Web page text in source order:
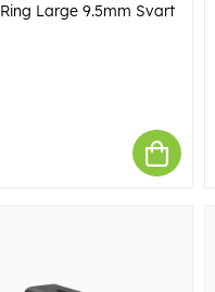
Large 9.5mm Svart